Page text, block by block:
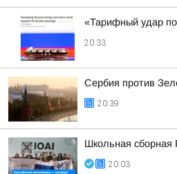
«Тарифный удар
20:33
Сербия против
20:39
Школьная сборная
20:03